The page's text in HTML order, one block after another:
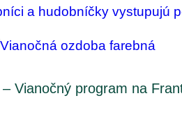
Vianočný program na